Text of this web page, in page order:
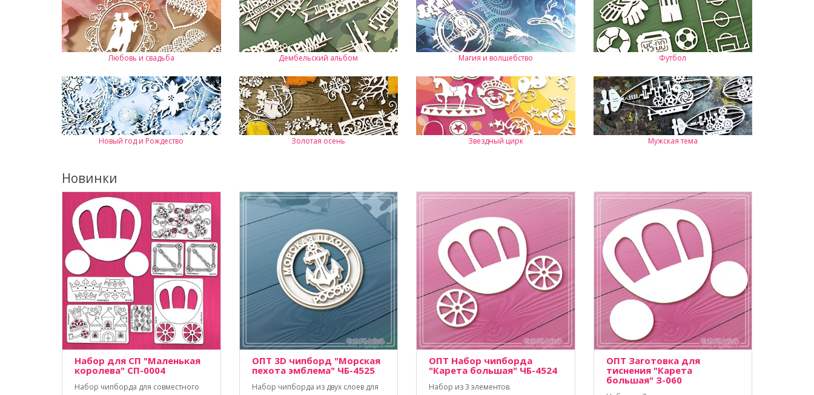
Любовь и свадьба Дембельский альбом Магия и волшебство Футбол
Новый год и Рождество Золотая осень Звездный цирк Мужская тема
Новинки
Набор для СП "Маленькая
королева" СП-0004
Набор чипборда для совместного
ОПТ 3D чипборд "Морская
пехота эмблема" ЧБ-4525
Набор чипборда из двух слоев для
ОПТ Набор чипборда
"Карета большая" ЧБ-4524
Набор из 3 элементов.
ОПТ Заготовка для
тиснения "Карета
большая" З-060